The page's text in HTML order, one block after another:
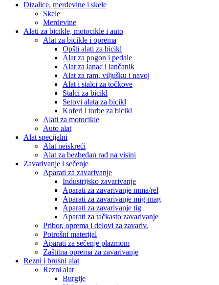
Dizalice, merdevine i skele
Skele
Merdevine
Alati za bicikle, motocikle i auto
Alat za bicikle i oprema
Opšti alati za bicikl
Alat za pogon i pedale
Alat za lanac i lančanik
Alat za ram, viljušku i navoj
Alat i stalci za točkove
Stalci za bicikl
Setovi alata za bicikl
Koferi i torbe za bicikl
Alati za motocikle
Auto alat
Alat specijalni
Alat neiskreći
Alat za bezbedan rad na visini
Zavarivanje i sečenje
Aparati za zavarivanje
Industrijsko zavarivanje
Aparati za zavarivanje mma/rel
Aparati za zavarivanje mig-mag
Aparati za zavarivanje tig
Aparati za tačkasto zavarivanje
Pribor, oprema i delovi za zavariv.
Potrošni materijal
Aparati za sečenje plazmom
Zaštitna oprema za zavarivanje
Rezni i brusni alat
Rezni alat
Burgije